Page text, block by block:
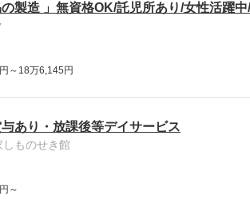
の製造 」無資格OK/託児所あり/女性活躍
～18万6,145円
与あり・放課後等デイサービス
しものせき館
～